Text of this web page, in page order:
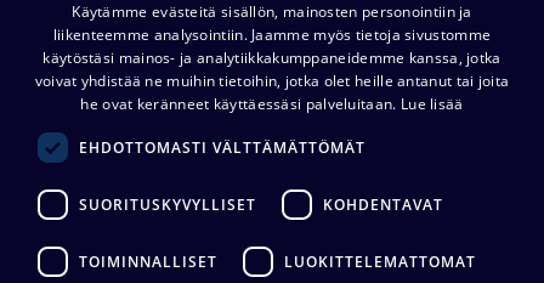
powerCON -
kaapelit
powerCON -
liittimet
Lisää koriin
FINNISH
ENGLISH
Käytämme evästeitä sisällön, mainosten personointiin ja
liikenteemme analysointiin. Jaamme myös tietoja sivustomme
käytöstäsi mainos- ja analytiikkakumppaneidemme kanssa, jotka
voivat yhdistää ne muihin tietoihin, jotka olet heille antanut tai joita
he ovat keränneet käyttäessäsi palveluitaan. Lue lisää
EHDOTTOMASTI VÄLTTÄMÄTTÖMÄT
SUORITUSKYVYLLISET KOHDENTAVAT
TOIMINNALLISET LUOKITTELEMATTOMAT